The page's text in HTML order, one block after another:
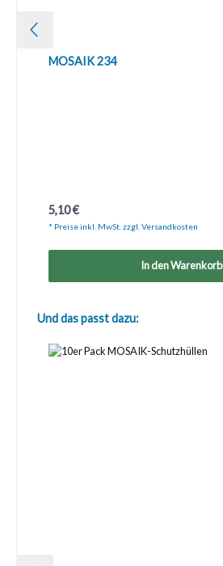
MOSAIK 234
Regulärer Preis:
5,10 €
* Preise inkl. MwSt. zzgl. Versandkosten
In den Warenkorb
Produktgalerie überspringen
Und das passt dazu: